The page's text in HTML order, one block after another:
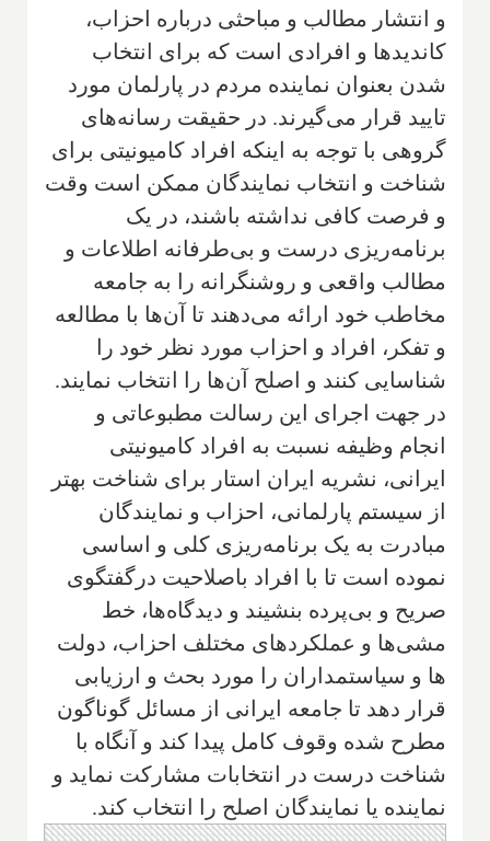
و انتشار مطالب و مباحثی درباره احزاب،
کاندید‌ها و افرادی است که برای انتخاب
شدن بعنوان نماینده مردم در پارلمان مورد
تایید قرار می‌گیرند. در حقیقت رسانه‌های
گروهی با توجه به اینکه افراد کامیونیتی برای
شناخت و انتخاب نمایندگان ممکن است وقت
و فرصت کافی نداشته باشند، در یک
برنامه‌ریزی درست و بی‌طرفانه اطلاعات و
مطالب واقعی و روشنگرانه را به جامعه
مخاطب خود ارائه می‌دهند تا آن‌ها با مطالعه
و تفکر، افراد و احزاب مورد نظر خود را
شناسایی کنند و اصلح آن‌ها را انتخاب نمایند.
در جهت اجرای این رسالت مطبوعاتی و
انجام وظیفه نسبت به افراد کامیونیتی
ایرانی، نشریه ایران استار برای شناخت بهتر
از سیستم پارلمانی، احزاب و نمایندگان
مبادرت به یک برنامه‌ریزی کلی و اساسی
نموده است تا با افراد با‌صلاحیت درگفتگوی
صریح و بی‌پرده بنشیند و دیدگاه‌ها، خط
مشی‌ها و عملکردهای مختلف احزاب، دولت
ها و سیاستمداران را مورد بحث و ارزیابی
قرار دهد تا جامعه ایرانی از مسائل گوناگون
مطرح شده وقوف کامل پیدا کند و آنگاه با
شناخت درست در انتخابات مشارکت نماید و
نماینده یا نمایندگان اصلح را انتخاب کند.